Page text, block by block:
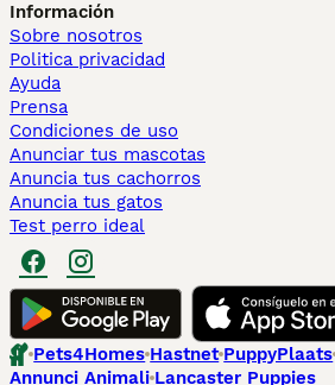
Información
Sobre nosotros
Politica privacidad
Ayuda
Prensa
Condiciones de uso
Anunciar tus mascotas
Anuncia tus cachorros
Anuncia tus gatos
Test perro ideal
Pets4Homes Hastnet PuppyPlaats
Annunci Animali Lancaster Puppies